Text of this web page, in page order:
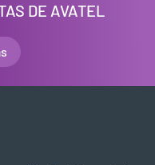
DE AVATEL